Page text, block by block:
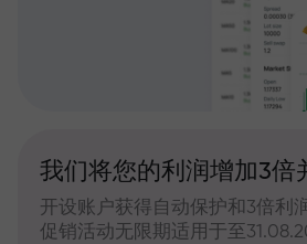
我们将您的利润增加3倍
开设账户获得自动保护和3倍利
促销活动无限期适用于至